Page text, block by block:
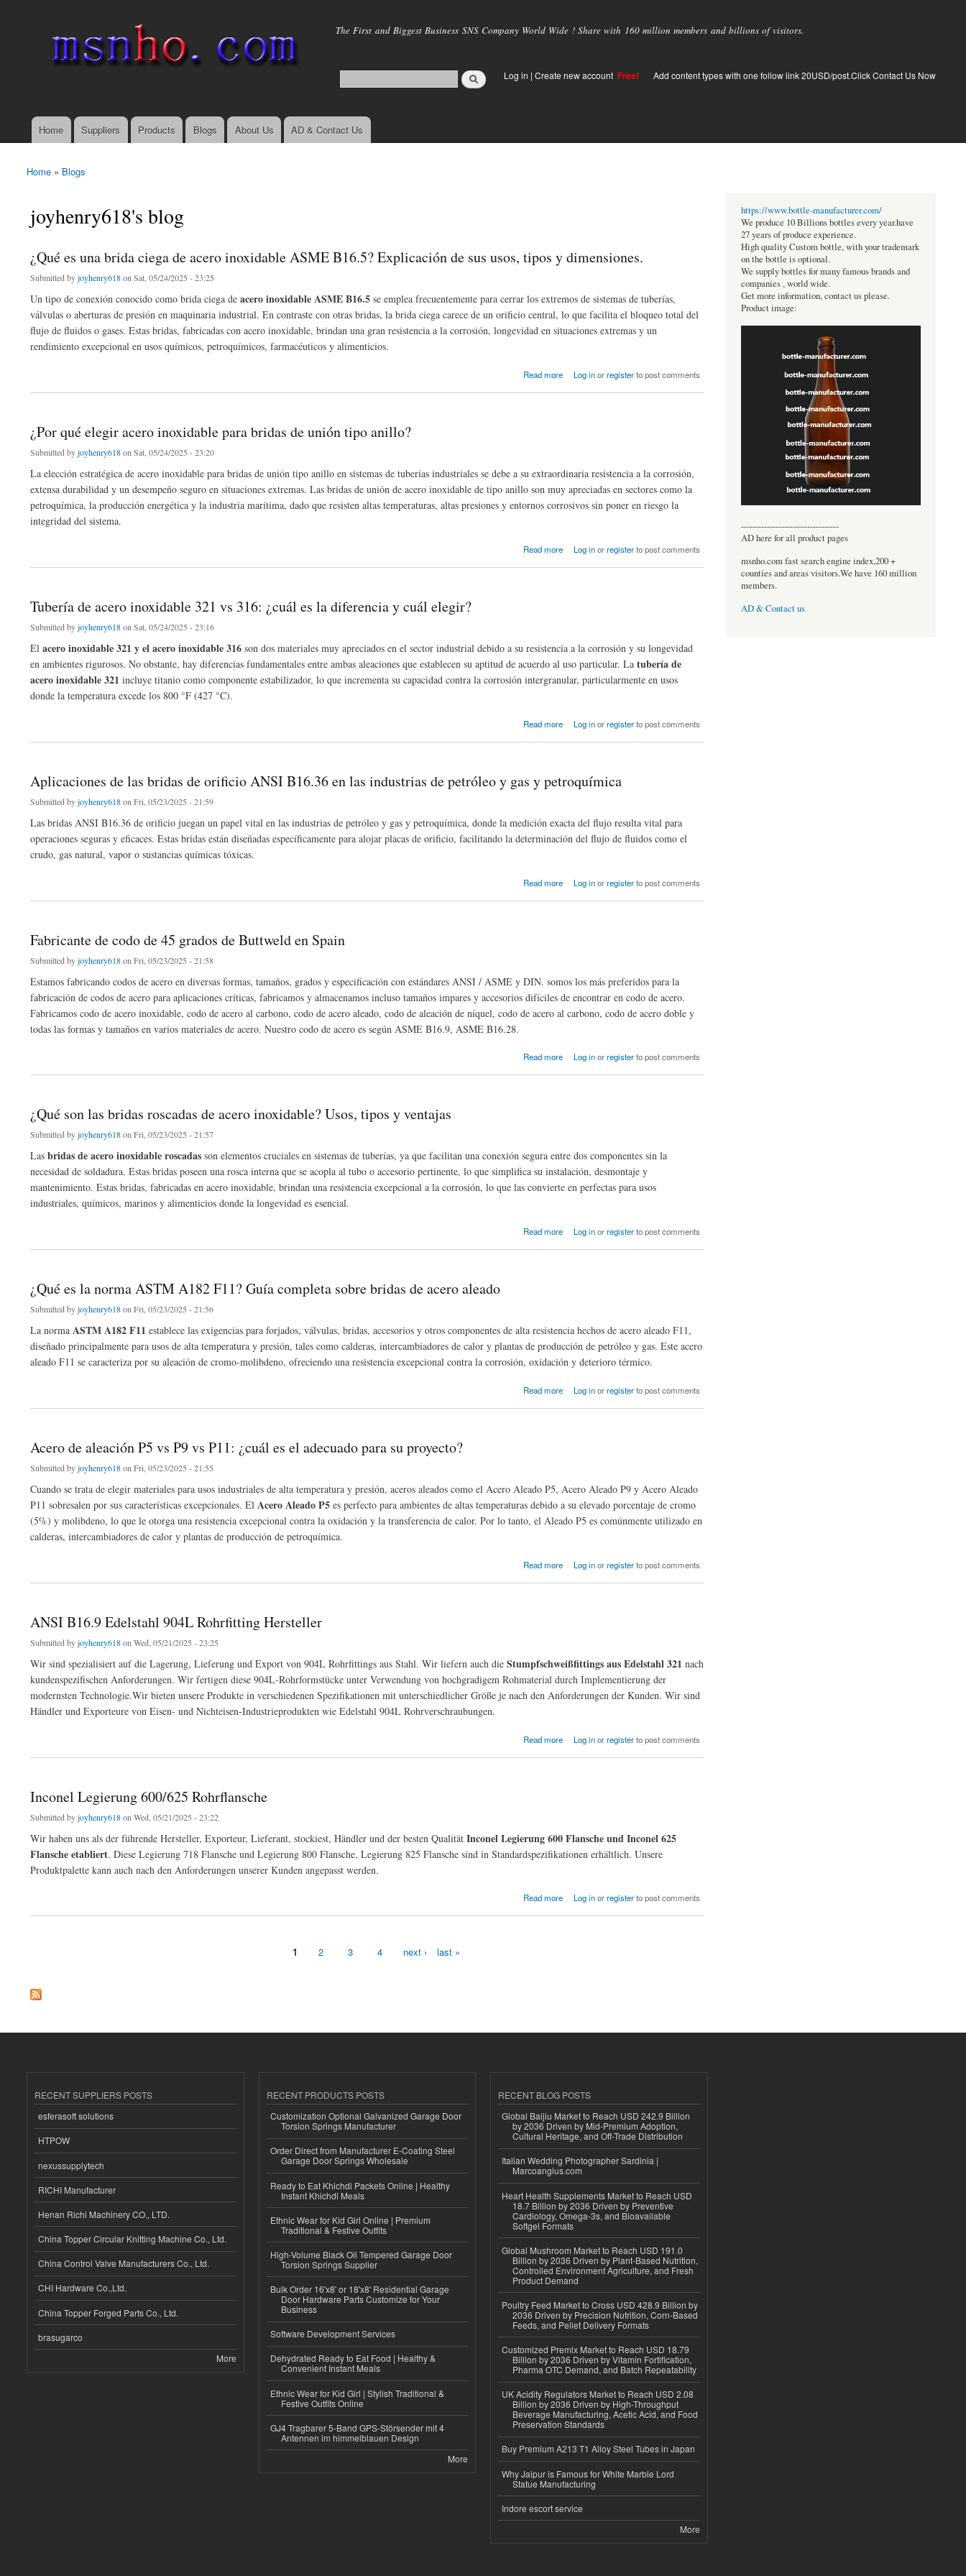
main
The First and Biggest Business SNS Company World Wide ! Share with 160 million members and billions of visitors.
Log in | Create new account Free! Add content types with one follow link 20USD/post.Click Contact Us Now
Main menu
Home Suppliers Products Blogs About Us AD & Contact Us
You are here
Home » Blogs
joyhenry618's blog
¿Qué es una brida ciega de acero inoxidable ASME B16.5? Explicación de sus usos, tipos y dimensiones.
Submitted byjoyhenry618on Sat, 05/24/2025 - 23:25
Un tipo de conexión conocido como brida ciega de acero inoxidable ASME B16.5 se emplea frecuentemente para cerrar los extremos de sistemas de tuberías,
válvulas o aberturas de presión en maquinaria industrial. En contraste con otras bridas, la brida ciega carece de un orificio central, lo que facilita el bloqueo total del
flujo de fluidos o gases. Estas bridas, fabricadas con acero inoxidable, brindan una gran resistencia a la corrosión, longevidad en situaciones extremas y un
rendimiento excepcional en usos químicos, petroquímicos, farmacéuticos y alimenticios.
Read more Log inorregisterto post comments
¿Por qué elegir acero inoxidable para bridas de unión tipo anillo?
Submitted byjoyhenry618on Sat, 05/24/2025 - 23:20
La elección estratégica de acero inoxidable para bridas de unión tipo anillo en sistemas de tuberías industriales se debe a su extraordinaria resistencia a la corrosión,
extensa durabilidad y un desempeño seguro en situaciones extremas. Las bridas de unión de acero inoxidable de tipo anillo son muy apreciadas en sectores como la
petroquímica, la producción energética y la industria marítima, dado que resisten altas temperaturas, altas presiones y entornos corrosivos sin poner en riesgo la
integridad del sistema.
Read more Log inorregisterto post comments
Tubería de acero inoxidable 321 vs 316: ¿cuál es la diferencia y cuál elegir?
Submitted byjoyhenry618on Sat, 05/24/2025 - 23:16
El acero inoxidable 321 y el acero inoxidable 316 son dos materiales muy apreciados en el sector industrial debido a su resistencia a la corrosión y su longevidad
en ambientes rigurosos. No obstante, hay diferencias fundamentales entre ambas aleaciones que establecen su aptitud de acuerdo al uso particular. La tubería de
acero inoxidable 321 incluye titanio como componente estabilizador, lo que incrementa su capacidad contra la corrosión intergranular, particularmente en usos
donde la temperatura excede los 800 °F (427 °C).
Read more Log inorregisterto post comments
Aplicaciones de las bridas de orificio ANSI B16.36 en las industrias de petróleo y gas y petroquímica
Submitted byjoyhenry618on Fri, 05/23/2025 - 21:59
Las bridas ANSI B16.36 de orificio juegan un papel vital en las industrias de petróleo y gas y petroquímica, donde la medición exacta del flujo resulta vital para
operaciones seguras y eficaces. Estas bridas están diseñadas específicamente para alojar placas de orificio, facilitando la determinación del flujo de fluidos como el
crudo, gas natural, vapor o sustancias químicas tóxicas.
Read more Log inorregisterto post comments
Fabricante de codo de 45 grados de Buttweld en Spain
Submitted byjoyhenry618on Fri, 05/23/2025 - 21:58
Estamos fabricando codos de acero en diversas formas, tamaños, grados y especificación con estándares ANSI / ASME y DIN. somos los más preferidos para la
fabricación de codos de acero para aplicaciones críticas, fabricamos y almacenamos incluso tamaños impares y accesorios difíciles de encontrar en codo de acero.
Fabricamos codo de acero inoxidable, codo de acero al carbono, codo de acero aleado, codo de aleación de níquel, codo de acero al carbono, codo de acero doble y
todas las formas y tamaños en varios materiales de acero. Nuestro codo de acero es según ASME B16.9, ASME B16.28.
Read more Log inorregisterto post comments
¿Qué son las bridas roscadas de acero inoxidable? Usos, tipos y ventajas
Submitted byjoyhenry618on Fri, 05/23/2025 - 21:57
Las bridas de acero inoxidable roscadas son elementos cruciales en sistemas de tuberías, ya que facilitan una conexión segura entre dos componentes sin la
necesidad de soldadura. Estas bridas poseen una rosca interna que se acopla al tubo o accesorio pertinente, lo que simplifica su instalación, desmontaje y
mantenimiento. Estas bridas, fabricadas en acero inoxidable, brindan una resistencia excepcional a la corrosión, lo que las convierte en perfectas para usos
industriales, químicos, marinos y alimenticios donde la longevidad es esencial.
Read more Log inorregisterto post comments
¿Qué es la norma ASTM A182 F11? Guía completa sobre bridas de acero aleado
Submitted byjoyhenry618on Fri, 05/23/2025 - 21:56
La norma ASTM A182 F11 establece las exigencias para forjados, válvulas, bridas, accesorios y otros componentes de alta resistencia hechos de acero aleado F11,
diseñado principalmente para usos de alta temperatura y presión, tales como calderas, intercambiadores de calor y plantas de producción de petróleo y gas. Este acero
aleado F11 se caracteriza por su aleación de cromo-molibdeno, ofreciendo una resistencia excepcional contra la corrosión, oxidación y deterioro térmico.
Read more Log inorregisterto post comments
Acero de aleación P5 vs P9 vs P11: ¿cuál es el adecuado para su proyecto?
Submitted byjoyhenry618on Fri, 05/23/2025 - 21:55
Cuando se trata de elegir materiales para usos industriales de alta temperatura y presión, aceros aleados como el Acero Aleado P5, Acero Aleado P9 y Acero Aleado
P11 sobresalen por sus características excepcionales. El Acero Aleado P5 es perfecto para ambientes de altas temperaturas debido a su elevado porcentaje de cromo
(5%) y molibdeno, lo que le otorga una resistencia excepcional contra la oxidación y la transferencia de calor. Por lo tanto, el Aleado P5 es comúnmente utilizado en
calderas, intercambiadores de calor y plantas de producción de petroquímica.
Read more Log inorregisterto post comments
ANSI B16.9 Edelstahl 904L Rohrfitting Hersteller
Submitted byjoyhenry618on Wed, 05/21/2025 - 23:25
Wir sind spezialisiert auf die Lagerung, Lieferung und Export von 904L Rohrfittings aus Stahl. Wir liefern auch die Stumpfschweißfittings aus Edelstahl 321 nach
kundenspezifischen Anforderungen. Wir fertigen diese 904L-Rohrformstücke unter Verwendung von hochgradigem Rohmaterial durch Implementierung der
modernsten Technologie.Wir bieten unsere Produkte in verschiedenen Spezifikationen mit unterschiedlicher Größe je nach den Anforderungen der Kunden. Wir sind
Händler und Exporteure von Eisen- und Nichteisen-Industrieprodukten wie Edelstahl 904L Rohrverschraubungen.
Read more Log inorregisterto post comments
Inconel Legierung 600/625 Rohrflansche
Submitted byjoyhenry618on Wed, 05/21/2025 - 23:22
Wir haben uns als der führende Hersteller, Exporteur, Lieferant, stockiest, Händler und der besten Qualität Inconel Legierung 600 Flansche und Inconel 625
Flansche etabliert. Diese Legierung 718 Flansche und Legierung 800 Flansche, Legierung 825 Flansche sind in Standardspezifikationen erhältlich. Unsere
Produktpalette kann auch nach den Anforderungen unserer Kunden angepasst werden.
Read more Log inorregisterto post comments
1 2 3 4 next › last »
https://www.bottle-manufacturer.com/
We produce 10 Billions bottles every year.have
27 years of produce experience.
High quality Custom bottle, with your trademark
on the bottle is optional.
We supply bottles for many famous brands and
companies , world wide.
Get more information, contact us please.
Product image:
----------------------------------
AD here for all product pages
msnho.com fast search engine index,200 +
counties and areas visitors.We have 160 million
members.
AD & Contact us
RECENT SUPPLIERS POSTS
esferasoft solutions
HTPOW
nexussupplytech
RICHI Manufacturer
Henan Richi Machinery CO., LTD.
China Topper Circular Knitting Machine Co., Ltd.
China Control Valve Manufacturers Co., Ltd.
CHI Hardware Co.,Ltd.
China Topper Forged Parts Co., Ltd.
brasugarco
More
RECENT PRODUCTS POSTS
Customization Optional Galvanized Garage Door
Torsion Springs Manufacturer
Order Direct from Manufacturer E-Coating Steel
Garage Door Springs Wholesale
Ready to Eat Khichdi Packets Online | Healthy
Instant Khichdi Meals
Ethnic Wear for Kid Girl Online | Premium
Traditional & Festive Outfits
High-Volume Black Oil Tempered Garage Door
Torsion Springs Supplier
Bulk Order 16'x8' or 18'x8' Residential Garage
Door Hardware Parts Customize for Your
Business
Software Development Services
Dehydrated Ready to Eat Food | Healthy &
Convenient Instant Meals
Ethnic Wear for Kid Girl | Stylish Traditional &
Festive Outfits Online
GJ4 Tragbarer 5-Band GPS-Störsender mit 4
Antennen im himmelblauen Design
More
RECENT BLOG POSTS
Global Baijiu Market to Reach USD 242.9 Billion
by 2036 Driven by Mid-Premium Adoption,
Cultural Heritage, and Off-Trade Distribution
Italian Wedding Photographer Sardinia |
Marcoangius.com
Heart Health Supplements Market to Reach USD
18.7 Billion by 2036 Driven by Preventive
Cardiology, Omega-3s, and Bioavailable
Softgel Formats
Global Mushroom Market to Reach USD 191.0
Billion by 2036 Driven by Plant-Based Nutrition,
Controlled Environment Agriculture, and Fresh
Product Demand
Poultry Feed Market to Cross USD 428.9 Billion by
2036 Driven by Precision Nutrition, Corn-Based
Feeds, and Pellet Delivery Formats
Customized Premix Market to Reach USD 18.79
Billion by 2036 Driven by Vitamin Fortification,
Pharma OTC Demand, and Batch Repeatability
UK Acidity Regulators Market to Reach USD 2.08
Billion by 2036 Driven by High-Throughput
Beverage Manufacturing, Acetic Acid, and Food
Preservation Standards
Buy Premium A213 T1 Alloy Steel Tubes in Japan
Why Jaipur is Famous for White Marble Lord
Statue Manufacturing
Indore escort service
More